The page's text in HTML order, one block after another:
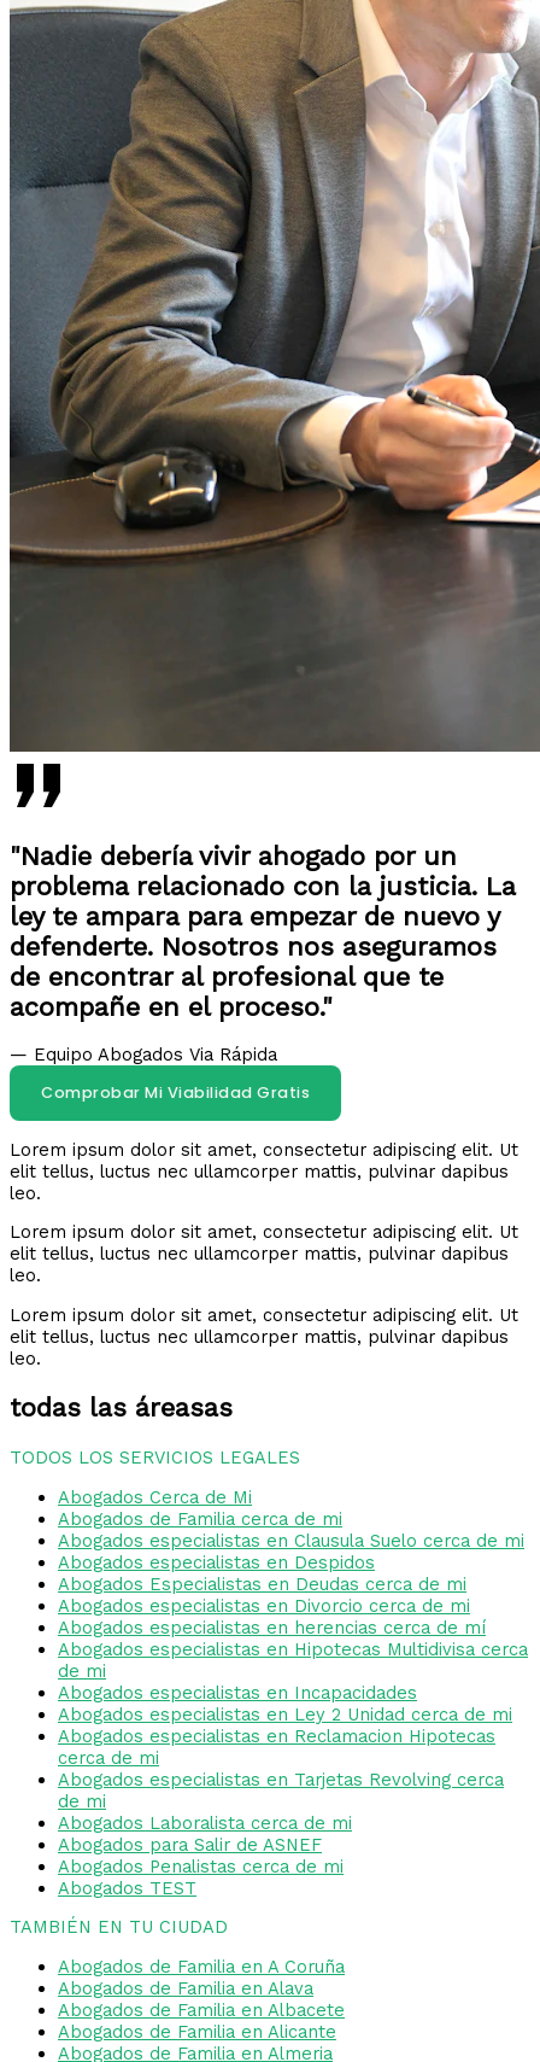
"Nadie debería vivir ahogado por un
problema relacionado con la justicia. La
ley te ampara para empezar de nuevo y
defenderte. Nosotros nos aseguramos
de encontrar al profesional que te
acompañe en el proceso."
— Equipo Abogados Via Rápida
Comprobar Mi Viabilidad Gratis
Lorem ipsum dolor sit amet, consectetur adipiscing elit. Ut
elit tellus, luctus nec ullamcorper mattis, pulvinar dapibus
leo.
Lorem ipsum dolor sit amet, consectetur adipiscing elit. Ut
elit tellus, luctus nec ullamcorper mattis, pulvinar dapibus
leo.
Lorem ipsum dolor sit amet, consectetur adipiscing elit. Ut
elit tellus, luctus nec ullamcorper mattis, pulvinar dapibus
leo.
todas las áreasas
TODOS LOS SERVICIOS LEGALES
Abogados Cerca de Mi
Abogados de Familia cerca de mi
Abogados especialistas en Clausula Suelo cerca de mi
Abogados especialistas en Despidos
Abogados Especialistas en Deudas cerca de mi
Abogados especialistas en Divorcio cerca de mi
Abogados especialistas en herencias cerca de mí
Abogados especialistas en Hipotecas Multidivisa cerca
de mi
Abogados especialistas en Incapacidades
Abogados especialistas en Ley 2 Unidad cerca de mi
Abogados especialistas en Reclamacion Hipotecas
cerca de mi
Abogados especialistas en Tarjetas Revolving cerca
de mi
Abogados Laboralista cerca de mi
Abogados para Salir de ASNEF
Abogados Penalistas cerca de mi
Abogados TEST
TAMBIÉN EN TU CIUDAD
Abogados de Familia en A Coruña
Abogados de Familia en Alava
Abogados de Familia en Albacete
Abogados de Familia en Alicante
Abogados de Familia en Almeria